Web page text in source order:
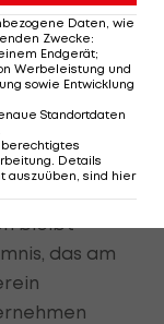
Die Ecken
Stadion,
sind gleich
tiefer liegen,
betreten
bleibt
das am
Daten, wie
Zwecke:
Endgerät;
Werbeleistung und
sowie Entwicklung
Standortdaten
Details
auszuüben, sind hier